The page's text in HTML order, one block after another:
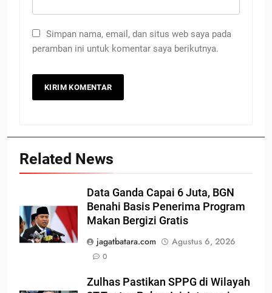
Simpan nama, email, dan situs web saya pada
peramban ini untuk komentar saya berikutnya.
Related News
Data Ganda Capai 6 Juta, BGN
Benahi Basis Penerima Program
Makan Bergizi Gratis
jagatbatara.com
Agustus 6, 2026
0
Zulhas Pastikan SPPG di Wilayah